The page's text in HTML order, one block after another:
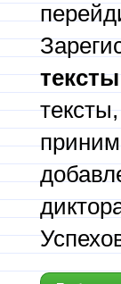
тексты